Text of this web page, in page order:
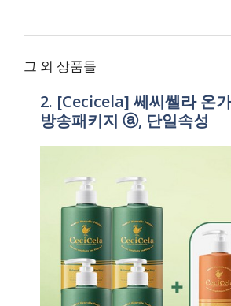
그 외 상품들
2. [Cecicela] 쎄씨쎌라 온
방송패키지 ⓐ, 단일속성